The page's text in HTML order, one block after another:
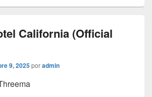
California (Official
9, 2025poradmin